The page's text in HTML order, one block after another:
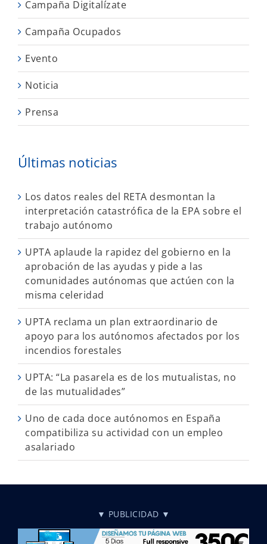
Campaña Digitalízate
Campaña Ocupados
Evento
Noticia
Prensa
Últimas noticias
Los datos reales del RETA desmontan la
interpretación catastrófica de la EPA sobre el
trabajo autónomo
UPTA aplaude la rapidez del gobierno en la
aprobación de las ayudas y pide a las
comunidades autónomas que actúen con la
misma celeridad
UPTA reclama un plan extraordinario de
apoyo para los autónomos afectados por los
incendios forestales
UPTA: “La pasarela es de los mutualistas, no
de las mutualidades”
Uno de cada doce autónomos en España
compatibiliza su actividad con un empleo
asalariado
▼ PUBLICIDAD ▼